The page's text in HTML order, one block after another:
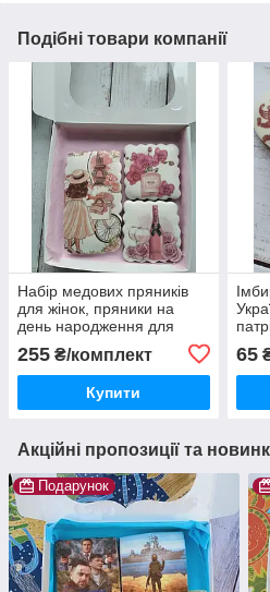
Подібні товари компанії
Набір медових пряників
для жінок, пряники на
день народження для
побажаннями
255 ₴/комплект
Купити
65
Акційні пропозиції та
Подарунок